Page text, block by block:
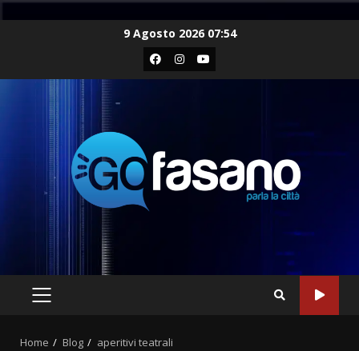
9 Agosto 2026 07:54
Facebook
Instagram
Youtube
PRIMARY
Home Blog aperitivi teatrali